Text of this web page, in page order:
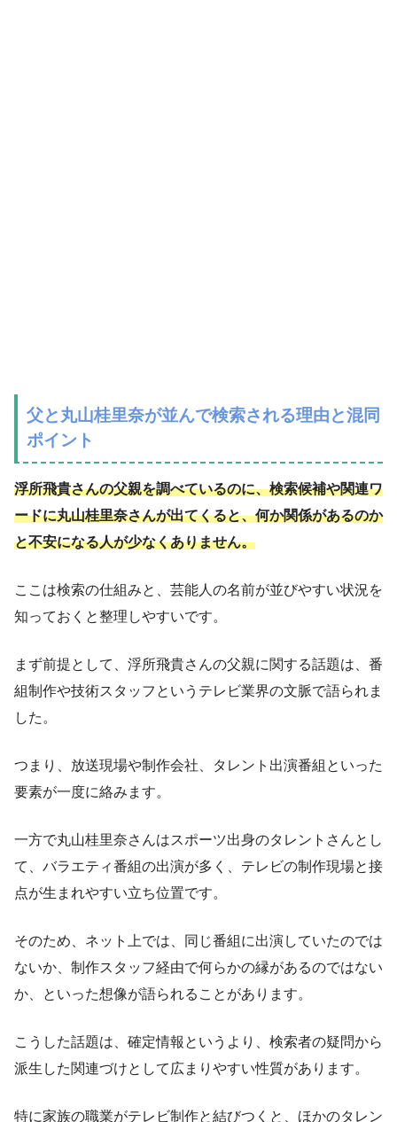
父と丸山桂里奈が並んで検索される理由と混同
ポイント
浮所飛貴さんの父親を調べているのに、検索候補や関連ワ
ードに丸山桂里奈さんが出てくると、何か関係があるのか
と不安になる人が少なくありません。
ここは検索の仕組みと、芸能人の名前が並びやすい状況を
知っておくと整理しやすいです。
まず前提として、浮所飛貴さんの父親に関する話題は、番
組制作や技術スタッフというテレビ業界の文脈で語られま
した。
つまり、放送現場や制作会社、タレント出演番組といった
要素が一度に絡みます。
一方で丸山桂里奈さんはスポーツ出身のタレントさんとし
て、バラエティ番組の出演が多く、テレビの制作現場と接
点が生まれやすい立ち位置です。
そのため、ネット上では、同じ番組に出演していたのでは
ないか、制作スタッフ経由で何らかの縁があるのではない
か、といった想像が語られることがあります。
こうした話題は、確定情報というより、検索者の疑問から
派生した関連づけとして広まりやすい性質があります。
特に家族の職業がテレビ制作と結びつくと、ほかのタレン